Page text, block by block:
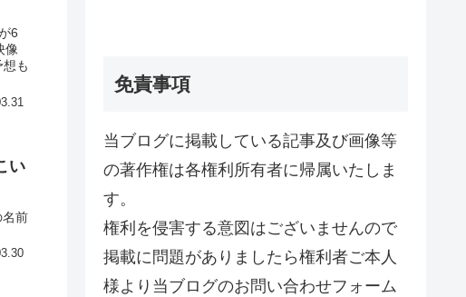
6
像
も
い
名前
免責事項
当ブログに掲載している記事及び画像等
の著作権は各権利所有者に帰属いたしま
す。
権利を侵害する意図はございませんので
掲載に問題がありましたら権利者ご本人
様より当ブログのお問い合わせフォーム